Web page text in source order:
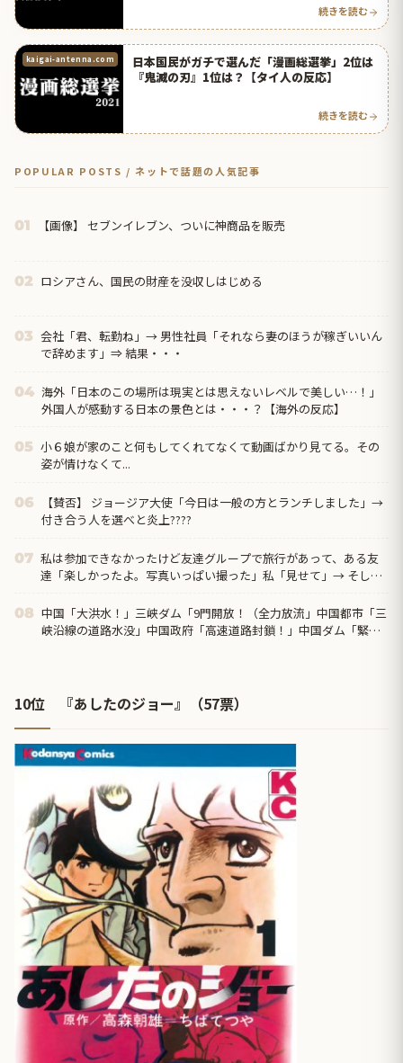
続きを読む
kaigai-antenna.com
日本国民がガチで選んだ「漫画総選挙」2位は
『鬼滅の刃』1位は？【タイ人の反応】
続きを読む
POPULAR POSTS / ネットで話題の人気記事
01 【画像】 セブンイレブン、ついに神商品を販売
02 ロシアさん、国民の財産を没収しはじめる
03 会社「君、転勤ね」→ 男性社員「それなら妻のほうが稼ぎいいん
で辞めます」⇒ 結果・・・
04 海外「日本のこの場所は現実とは思えないレベルで美しい…！」
外国人が感動する日本の景色とは・・・？【海外の反応】
05 小６娘が家のこと何もしてくれてなくて動画ばかり見てる。その
姿が情けなくて...
06
【賛否】 ジョージア大使「今日は一般の方とランチしました」→
付き合う人を選べと炎上????
07 私は参加できなかったけど友達グループで旅行があって、ある友
達「楽しかったよ。写真いっぱい撮った」私「見せて」→ そした
08 中国「大洪水！」三峡ダム「9門開放！（全力放流」中国都市「三
峡沿線の道路水没」中国政府「高速道路封鎖！」中国ダム「緊急
10位 『あしたのジョー』（57票）